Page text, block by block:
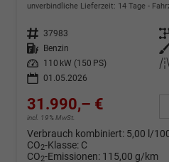
unverbindliche Lieferzeit: 14 Tage
Fahrzeug-Nr. 37983
Kraftstoff Benzin Außenfarbe
Leistung
110 kW (150 PS) Kilometerstand
01.05.2026
31.990,– €
incl. 19% MwSt.
Verbrauch kombiniert: 5,00 l/
CO2-Klasse: C
CO2-Emissionen: 115,00 g/km